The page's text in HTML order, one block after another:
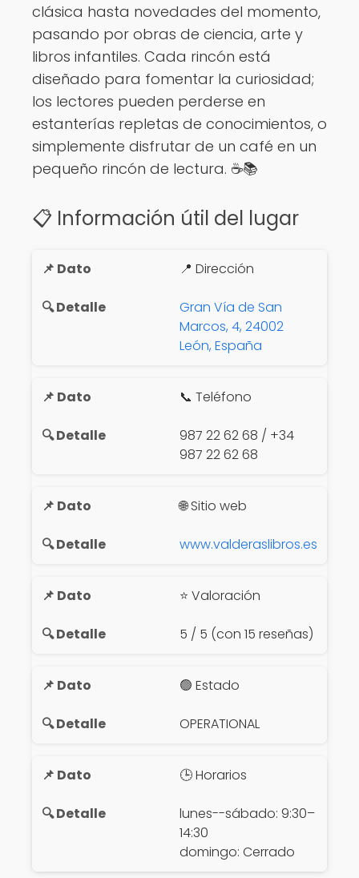
clásica hasta novedades del momento,
pasando por obras de ciencia, arte y
libros infantiles. Cada rincón está
diseñado para fomentar la curiosidad;
los lectores pueden perderse en
estanterías repletas de conocimientos, o
simplemente disfrutar de un café en un
pequeño rincón de lectura. ☕📚
📋 Información útil del lugar
📍 Dirección
Gran Vía de San
Marcos, 4, 24002
León, España
📞 Teléfono
987 22 62 68 / +34
987 22 62 68
🌐 Sitio web
www.valderaslibros.es
⭐ Valoración
5 / 5 (con 15 reseñas)
🟢 Estado
OPERATIONAL
🕒 Horarios
lunes--sábado: 9:30–
14:30
domingo: Cerrado